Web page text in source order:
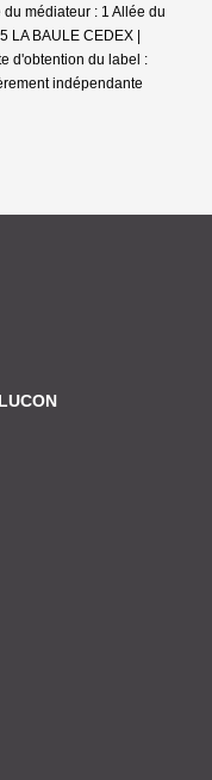
médiateur : 1 Allée du
LA BAULE CEDEX |
d'obtention du label :
indépendante